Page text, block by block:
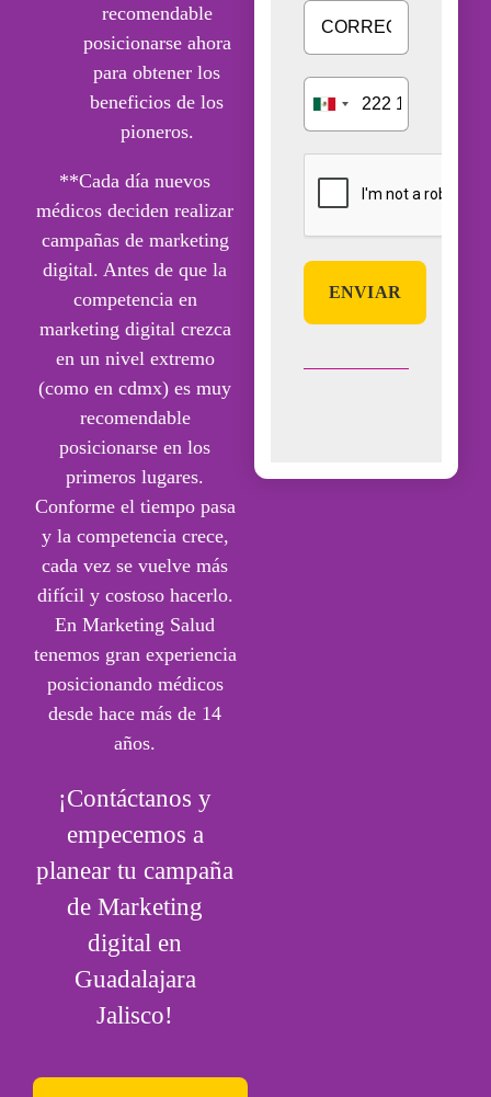
recomendable
posicionarse ahora
para obtener los
beneficios de los
pioneros.
**Cada día nuevos
médicos deciden realizar
campañas de marketing
digital. Antes de que la
competencia en
marketing digital crezca
en un nivel extremo
(como en cdmx) es muy
recomendable
posicionarse en los
primeros lugares.
Conforme el tiempo pasa
y la competencia crece,
cada vez se vuelve más
difícil y costoso hacerlo.
En Marketing Salud
tenemos gran experiencia
posicionando médicos
desde hace más de 14
años.
¡Contáctanos y
empecemos a
planear tu campaña
deMarketing
digital en
Guadalajara
Jalisco!